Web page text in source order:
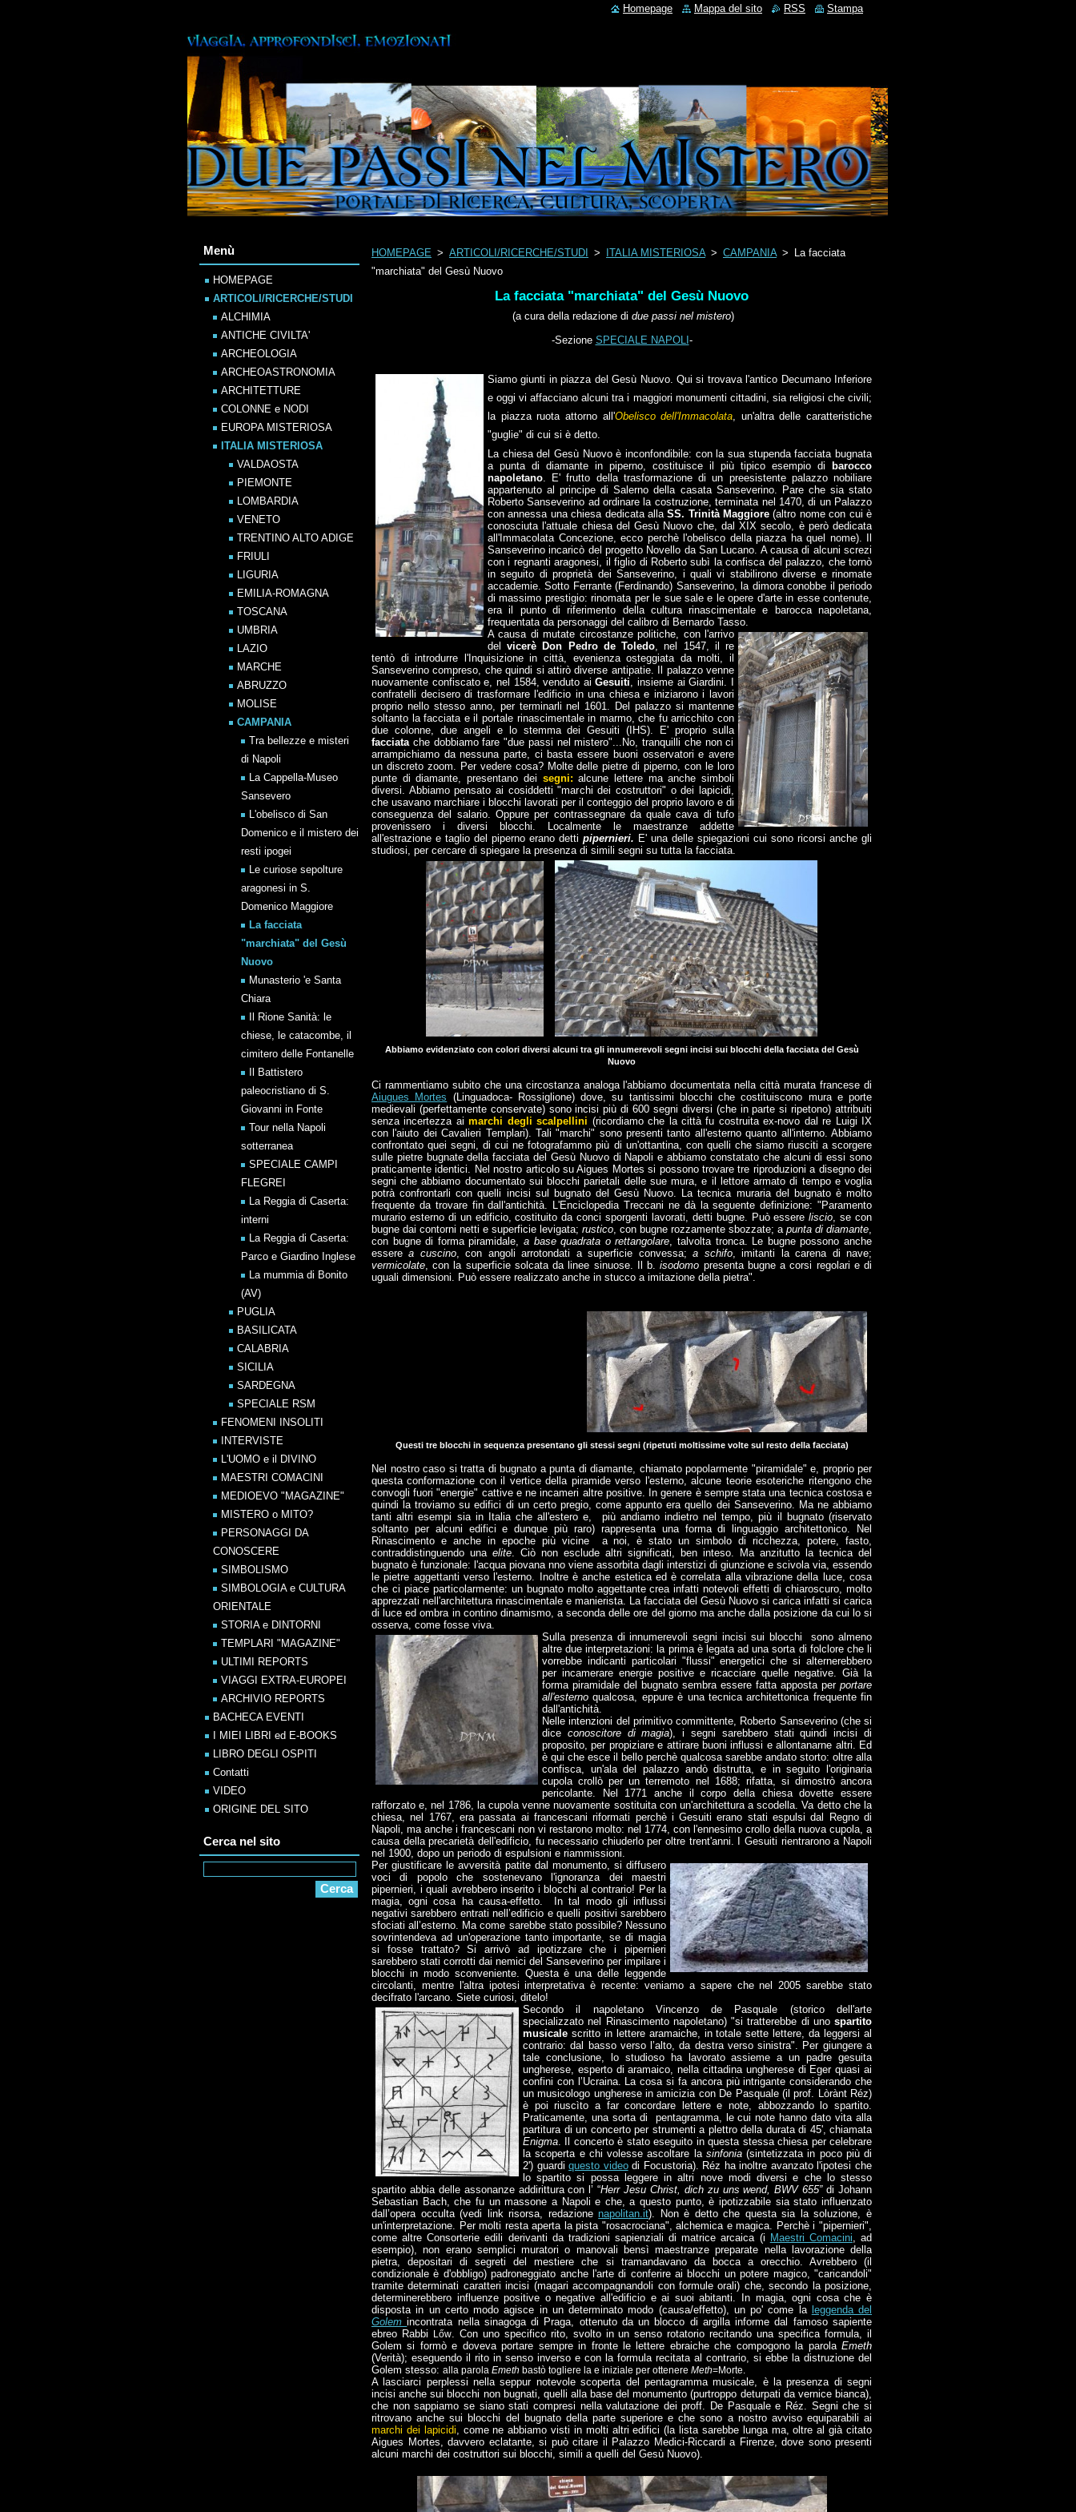
HOMEPAGE > ARTICOLI/RICERCHE/STUDI > ITALIA MISTERIOSA > CAMPANIA >
La facciata
"marchiata" del Gesù Nuovo
La facciata "marchiata" del Gesù Nuovo
(a cura della redazione di due passi nel mistero)
-Sezione SPECIALE NAPOLI -
Siamo giunti in piazza del Gesù Nuovo. Qui si trovava l'antico Decumano Inferiore
e oggi vi affacciano alcuni tra i maggiori monumenti cittadini, sia religiosi che civili;
la piazza ruota attorno all'Obelisco dell'Immacolata, un'altra delle caratteristiche
"guglie" di cui si è detto.
La chiesa del Gesù Nuovo è inconfondibile: con la sua stupenda facciata bugnata
a punta di diamante in piperno, costituisce il più tipico esempio di
barocco
napoletano. E' frutto della trasformazione di un preesistente palazzo nobiliare
appartenuto al principe di Salerno della casata Sanseverino. Pare che sia stato
Roberto Sanseverino ad ordinare la costruzione, terminata nel 1470, di un Palazzo
con annessa una chiesa dedicata allaSS. Trinità Maggiore(altro nome con cui è
conosciuta l'attuale chiesa del Gesù Nuovo che, dal XIX secolo, è però dedicata
all'Immacolata Concezione, ecco perchè l'obelisco della piazza ha quel nome). Il
Sanseverino incaricò del progetto Novello da San Lucano. A causa di alcuni screzi
con i regnanti aragonesi, il figlio di Roberto subì la confisca del palazzo, che tornò
in seguito di proprietà dei Sanseverino, i quali vi stabilirono diverse e rinomate
accademie. Sotto Ferrante (Ferdinando) Sanseverino, la dimora conobbe il periodo
di massimo prestigio: rinomata per le sue sale e le opere d'arte in esse contenute,
era il punto di riferimento della cultura rinascimentale e barocca napoletana,
frequentata da personaggi del calibro di Bernardo Tasso.
A causa di mutate circostanze politiche, con l'arrivo
delvicerè Don Pedro de Toledo, nel 1547, il re
tentò di introdurre l'Inquisizione in città, evenienza osteggiata da molti, il
Sanseverino compreso, che quindi si attirò diverse antipatie. Il palazzo venne
nuovamente confiscato e, nel 1584, venduto ai Gesuiti, insieme ai Giardini. I
confratelli decisero di trasformare l'edificio in una chiesa e iniziarono i lavori
proprio nello stesso anno, per terminarli nel 1601. Del palazzo si mantenne
soltanto la facciata e il portale rinascimentale in marmo, che fu arricchito con
due colonne, due angeli e lo stemma dei Gesuiti (IHS). E' proprio sulla
facciatache dobbiamo fare "due passi nel mistero"...No, tranquilli che non ci
arrampichiamo da nessuna parte, ci basta essere buoni osservatori e avere
un discreto zoom. Per vedere cosa? Molte delle pietre di piperno, con le loro
punte di diamante, presentano dei segni:alcune lettere ma anche simboli
diversi. Abbiamo pensato ai cosiddetti "marchi dei costruttori" o dei lapicidi,
che usavano marchiare i blocchi lavorati per il conteggio del proprio lavoro e di
conseguenza del salario. Oppure per contrassegnare da quale cava di tufo
provenissero i diversi blocchi. Localmente le maestranze addette
all'estrazione e taglio del piperno erano detti pipernieri. E' una delle spiegazioni cui sono ricorsi anche gli
studiosi, per cercare di spiegare la presenza di simili segni su tutta la facciata.
Abbiamo evidenziato con colori diversi alcuni tra gli innumerevoli segni incisi sui blocchi della facciata del Gesù
Nuovo
Ci rammentiamo subito che una circostanza analoga l'abbiamo documentata nella città murata francese di
Aiugues Mortes (Linguadoca- Rossiglione) dove, su tantissimi blocchi che costituiscono mura e porte
medievali (perfettamente conservate) sono incisi più di 600 segni diversi (che in parte si ripetono) attribuiti
senza incertezza aimarchi degli scalpellini (ricordiamo che la città fu costruita ex-novo dal re Luigi IX
con l'aiuto dei Cavalieri Templari). Tali "marchi" sono presenti tanto all'esterno quanto all'interno. Abbiamo
confrontato quei segni, di cui ne fotografammo più di un'ottantina, con quelli che siamo riusciti a scorgere
sulle pietre bugnate della facciata del Gesù Nuovo di Napoli e abbiamo constatato che alcuni di essi sono
praticamente identici. Nel nostro articolo su Aigues Mortes si possono trovare tre riproduzioni a disegno dei
segni che abbiamo documentato sui blocchi parietali delle sue mura, e il lettore armato di tempo e voglia
potrà confrontarli con quelli incisi sul bugnato del Gesù Nuovo. La tecnica muraria del bugnato è molto
frequente da trovare fin dall'antichità. L'Enciclopedia Treccani ne dà la seguente definizione: "Paramento
murario esterno di un edificio, costituito da conci sporgenti lavorati, detti bugne. Può essere liscio, se con
bugne dai contorni netti e superficie levigata; rustico, con bugne rozzamente sbozzate; a punta di diamante,
con bugne di forma piramidale, a base quadrata o rettangolare, talvolta tronca. Le bugne possono anche
esserea cuscino, con angoli arrotondati a superficie convessa; a schifo, imitanti la carena di nave;
vermicolate, con la superficie solcata da linee sinuose. Il b.isodomo presenta bugne a corsi regolari e di
uguali dimensioni. Può essere realizzato anche in stucco a imitazione della pietra".
Questi tre blocchi in sequenza presentano gli stessi segni (ripetuti moltissime volte sul resto della facciata)
Nel nostro caso si tratta di bugnato a punta di diamante, chiamato popolarmente "piramidale" e, proprio per
questa conformazione con il vertice della piramide verso l'esterno, alcune teorie esoteriche ritengono che
convogli fuori "energie" cattive e ne incameri altre positive. In genere è sempre stata una tecnica costosa e
quindi la troviamo su edifici di un certo pregio, come appunto era quello dei Sanseverino. Ma ne abbiamo
tanti altri esempi sia in Italia che all'estero e, più andiamo indietro nel tempo, più il bugnato (riservato
soltanto per alcuni edifici e dunque più raro) rappresenta una forma di linguaggio architettonico. Nel
Rinascimento e anche in epoche più vicine a noi, è stato un simbolo di ricchezza, potere, fasto,
contraddistinguendo una elite. Ciò non esclude altri significati, ben inteso. Ma anzitutto la tecnica del
bugnato è funzionale: l'acqua piovana nno viene assorbita dagli interstizi di giunzione e scivola via, essendo
le pietre aggettanti verso l'esterno. Inoltre è anche estetica ed è correlata alla vibrazione della luce, cosa
che ci piace particolarmente: un bugnato molto aggettante crea infatti notevoli effetti di chiaroscuro, molto
apprezzati nell'architettura rinascimentale e manierista. La facciata del Gesù Nuovo si carica infatti si carica
di luce ed ombra in contino dinamismo, a seconda delle ore del giorno ma anche dalla posizione da cui lo si
osserva, come fosse viva.
Sulla presenza di innumerevoli segni incisi sui blocchi sono almeno
altre due interpretazioni: la prima è legata ad una sorta di folclore che li
vorrebbe indicanti particolari "flussi" energetici che si alternerebbero
per incamerare energie positive e ricacciare quelle negative. Già la
forma piramidale del bugnato sembra essere fatta apposta per portare
all'esterno qualcosa, eppure è una tecnica architettonica frequente fin
dall'antichità.
Nelle intenzioni del primitivo committente, Roberto Sanseverino (che si
dice conoscitore di magia), i segni sarebbero stati quindi incisi di
proposito, per propiziare e attirare buoni influssi e allontanarne altri. Ed
è qui che esce il bello perchè qualcosa sarebbe andato storto: oltre alla
confisca, un'ala del palazzo andò distrutta, e in seguito l'originaria
cupola crollò per un terremoto nel 1688; rifatta, si dimostrò ancora
pericolante. Nel 1771 anche il corpo della chiesa dovette essere
rafforzato e, nel 1786, la cupola venne nuovamente sostituita con un'architettura a scodella. Va detto che la
chiesa, nel 1767, era passata ai francescani riformati perchè i Gesuiti erano stati espulsi dal Regno di
Napoli, ma anche i francescani non vi restarono molto: nel 1774, con l'ennesimo crollo della nuova cupola, a
causa della precarietà dell'edificio, fu necessario chiuderlo per oltre trent'anni. I Gesuiti rientrarono a Napoli
nel 1900, dopo un periodo di espulsioni e riammissioni.
Per giustificare le avversità patite dal monumento, si diffusero
voci di popolo che sostenevano l'ignoranza dei maestri
pipernieri, i quali avrebbero inserito i blocchi al contrario! Per la
magia, ogni cosa ha causa-effetto. In tal modo gli influssi
negativi sarebbero entrati nell’edificio e quelli positivi sarebbero
sfociati all’esterno. Ma come sarebbe stato possibile? Nessuno
sovrintendeva ad un'operazione tanto importante, se di magia
si fosse trattato? Si arrivò ad ipotizzare che i pipernieri
sarebbero stati corrotti dai nemici del Sanseverino per impilare i
blocchi in modo sconveniente. Questa è una delle leggende
circolanti, mentre l'altra ipotesi interpretativa è recente: veniamo a sapere che nel 2005 sarebbe stato
decifrato l'arcano. Siete curiosi, ditelo!
Secondo il napoletano Vincenzo de Pasquale (storico dell'arte
specializzato nel Rinascimento napoletano) "si tratterebbe di unospartito
musicale scritto in lettere aramaiche, in totale sette lettere, da leggersi al
contrario: dal basso verso l’alto, da destra verso sinistra". Per giungere a
tale conclusione, lo studioso ha lavorato assieme a un padre gesuita
ungherese, esperto di aramaico, nella cittadina ungherese di Eger quasi ai
confini con l’Ucraina. La cosa si fa ancora più intrigante considerando che
un musicologo ungherese in amicizia con De Pasquale (il prof. Lòrànt Réz)
è poi riuscìto a far concordare lettere e note, abbozzando lo spartito.
Praticamente, una sorta di pentagramma, le cui note hanno dato vita alla
partitura di un concerto per strumenti a plettro della durata di 45', chiamata
Enigma. Il concerto è stato eseguito in questa stessa chiesa per celebrare
la scoperta e chi volesse ascoltare la sinfonia(sintetizzata in poco più di
2') guardiquesto videodi Focustoria). Réz ha inoltre avanzato l'ipotesi che
lo spartito si possa leggere in altri nove modi diversi e che lo stesso
spartito abbia delle assonanze addirittura con l’ “Herr Jesu Christ, dich zu uns wend, BWV 655”di Johann
Sebastian Bach, che fu un massone a Napoli e che, a questo punto, è ipotizzabile sia stato influenzato
dall’opera occulta (vedi link risorsa, redazionenapolitan.it). Non è detto che questa sia la soluzione, è
un'interpretazione. Per molti resta aperta la pista "rosacrociana", alchemica e magica. Perchè i "pipernieri",
come altre Consorterie edili derivanti da tradizioni sapienziali di matrice arcaica (i Maestri Comacini, ad
esempio), non erano semplici muratori o manovali bensì maestranze preparate nella lavorazione della
pietra, depositari di segreti del mestiere che si tramandavano da bocca a orecchio. Avrebbero (il
condizionale è d'obbligo) padroneggiato anche l'arte di conferire ai blocchi un potere magico, "caricandoli"
tramite determinati caratteri incisi (magari accompagnandoli con formule orali) che, secondo la posizione,
determinerebbero influenze positive o negative all'edificio e ai suoi abitanti. In magia, ogni cosa che è
disposta in un certo modo agisce in un determinato modo (causa/effetto), un po' come la leggenda del
Golemincontrata nella sinagoga di Praga, ottenuto da un blocco di argilla informe dal famoso sapiente
ebreo Rabbi
Lőw. Con uno specifico rito, svolto in un senso rotatorio recitando una specifica formula, il
Golem si formò e doveva portare sempre in fronte le lettere ebraiche che compogono la parola Emeth
(Verità); eseguendo il rito in senso inverso e con la formula recitata al contrario, si ebbe la distruzione del
Golem stesso: alla parola Emeth bastò togliere la e iniziale per ottenere Meth=Morte.
A lasciarci perplessi nella seppur notevole scoperta del pentagramma musicale, è la presenza di segni
incisi anche sui blocchi non bugnati, quelli alla base del monumento (purtroppo deturpati da vernice bianca),
che non sappiamo se siano stati compresi nella valutazione dei proff. De Pasquale e Réz. Segni che si
ritrovano anche sui blocchi del bugnato della parte superiore e che sono a nostro avviso equiparabili ai
marchi dei lapicidi, come ne abbiamo visti in molti altri edifici (la lista sarebbe lunga ma, oltre al già citato
Aigues Mortes, davvero eclatante, si può citare il Palazzo Medici-Riccardi a Firenze, dove sono presenti
alcuni marchi dei costruttori sui blocchi, simili a quelli del Gesù Nuovo).
Menù
HOMEPAGE
ARTICOLI/RICERCHE/STUDI
ALCHIMIA
ANTICHE CIVILTA'
ARCHEOLOGIA
ARCHEOASTRONOMIA
ARCHITETTURE
COLONNE e NODI
EUROPA MISTERIOSA
ITALIA MISTERIOSA
VALDAOSTA
PIEMONTE
LOMBARDIA
VENETO
TRENTINO ALTO ADIGE
FRIULI
LIGURIA
EMILIA-ROMAGNA
TOSCANA
UMBRIA
LAZIO
MARCHE
ABRUZZO
MOLISE
CAMPANIA
Tra bellezze e misteri
di Napoli
La Cappella-Museo
Sansevero
L'obelisco di San
Domenico e il mistero dei
resti ipogei
Le curiose sepolture
aragonesi in S.
Domenico Maggiore
La facciata
"marchiata" del Gesù
Nuovo
Munasterio 'e Santa
Chiara
Il Rione Sanità: le
chiese, le catacombe, il
cimitero delle Fontanelle
Il Battistero
paleocristiano di S.
Giovanni in Fonte
Tour nella Napoli
sotterranea
SPECIALE CAMPI
FLEGREI
La Reggia di Caserta:
interni
La Reggia di Caserta:
Parco e Giardino Inglese
La mummia di Bonito
(AV)
PUGLIA
BASILICATA
CALABRIA
SICILIA
SARDEGNA
SPECIALE RSM
FENOMENI INSOLITI
INTERVISTE
L'UOMO e il DIVINO
MAESTRI COMACINI
MEDIOEVO "MAGAZINE"
MISTERO o MITO?
PERSONAGGI DA
CONOSCERE
SIMBOLISMO
SIMBOLOGIA e CULTURA
ORIENTALE
STORIA e DINTORNI
TEMPLARI "MAGAZINE"
ULTIMI REPORTS
VIAGGI EXTRA-EUROPEI
ARCHIVIO REPORTS
BACHECA EVENTI
I MIEI LIBRI ed E-BOOKS
LIBRO DEGLI OSPITI
Contatti
VIDEO
ORIGINE DEL SITO
Cerca nel sito
Homepage Mappa del sito RSS Stampa